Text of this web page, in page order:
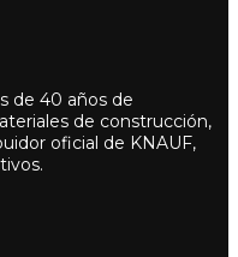
de 40 años de
de construcción,
oficial de KNAUF,